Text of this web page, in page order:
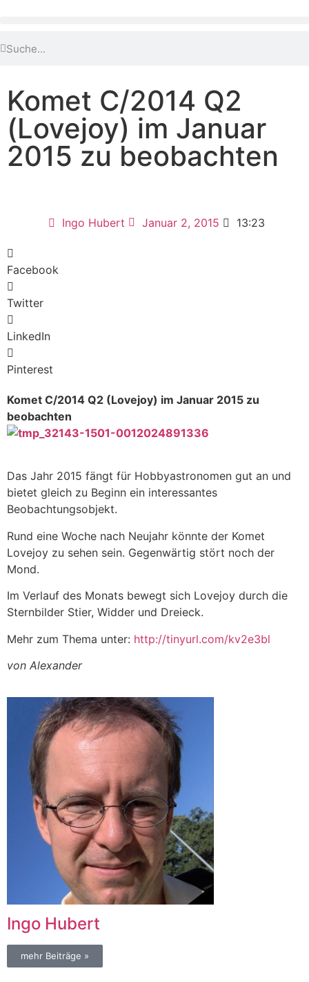
Komet C/2014 Q2
(Lovejoy) im Januar
2015 zu beobachten
Ingo Hubert Januar 2, 2015 13:23
Facebook
Twitter
LinkedIn
Pinterest
Komet C/2014 Q2 (Lovejoy) im Januar 2015 zu
beobachten
Das Jahr 2015 fängt für Hobbyastronomen gut an und
bietet gleich zu Beginn ein interessantes
Beobachtungsobjekt.
Rund eine Woche nach Neujahr könnte der Komet
Lovejoy zu sehen sein. Gegenwärtig stört noch der
Mond.
Im Verlauf des Monats bewegt sich Lovejoy durch die
Sternbilder Stier, Widder und Dreieck.
Mehr zum Thema unter: http://tinyurl.com/kv2e3bl
von Alexander
Ingo Hubert
mehr Beiträge »